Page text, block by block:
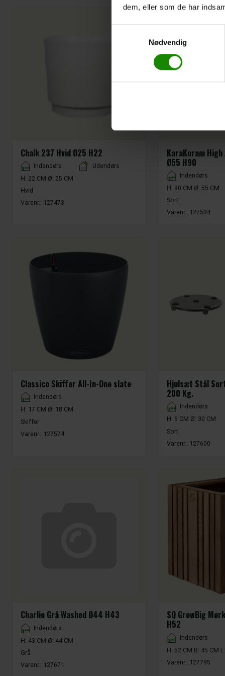
dem, eller som de har
Nødvendig
Chalk 237 Hvid Ø25 H22
Placement
Indendørs
Udendørs
H: 22 CM Ø: 25 CM
Hvid
Varenr.: 127473
KaraKoram
Ø55 H90
Placement
Indendørs
H: 90 CM Ø: 55 CM
Sort
Varenr.: 127534
Classico Skiffer All-In-One slate
Placement
Indendørs
H: 17 CM Ø: 18 CM
Skiffer
Varenr.: 127574
Hjulsæt Stål
200 Kg.
Placement
Indendørs
H: 6 CM Ø: 30 CM
Sort
Varenr.: 127600
Charlie Grå Washed Ø44 H43
Placement
Indendørs
H: 43 CM Ø: 44 CM
Grå
Varenr.: 127671
SQ GrowBig
H52
Placement
Indendørs
H: 52 CM B: 45 CM
Varenr.: 127795